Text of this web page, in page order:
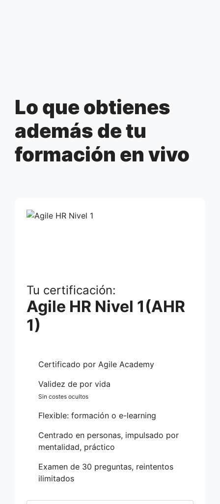
Lo que obtienes
además de tu
formación en vivo
Tu certificación:
Agile HR Nivel 1(AHR
1)
Certificado por Agile Academy
Validez de por vida
Sin costes ocultos
Flexible: formación o e-learning
Centrado en personas, impulsado por
mentalidad, práctico
Examen de 30 preguntas, reintentos
ilimitados